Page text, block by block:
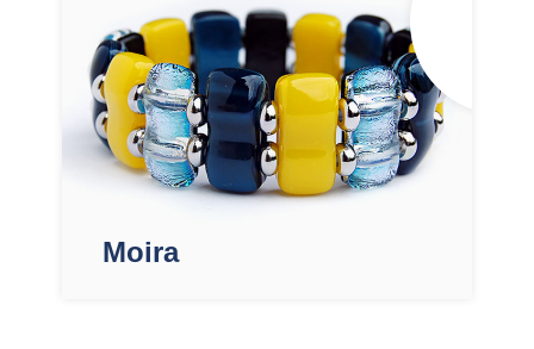
Moira